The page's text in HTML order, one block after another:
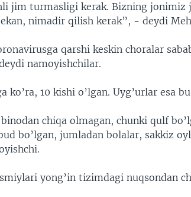
jim turmasligi kerak. Bizning jonimiz
nimadir qilish kerak”, - deydi
qarshi keskin choralar
namoyishchilar.
ko’ra, 10 kishi o’lgan. Uyg’urlar esa
chiqa olmagan, chunki qulf
bo’lgan, jumladan bolalar, sakkiz
yong’in tizimdagi nuqsondan